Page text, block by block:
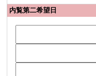
内覧第二希望日